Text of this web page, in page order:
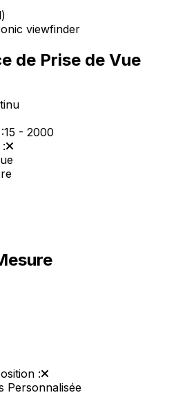
viewfinder
de Prise de Vue
15 - 2000
:
Personnalisée